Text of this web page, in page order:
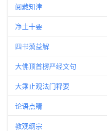
阅藏知津
净土十要
四书蕅益解
大佛顶首楞严经文句
大乘止观法门释要
论语点睛
教观纲宗